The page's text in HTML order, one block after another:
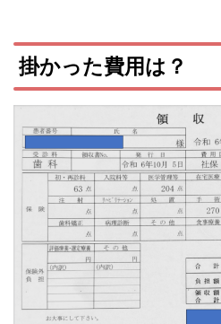
掛かった費用は？